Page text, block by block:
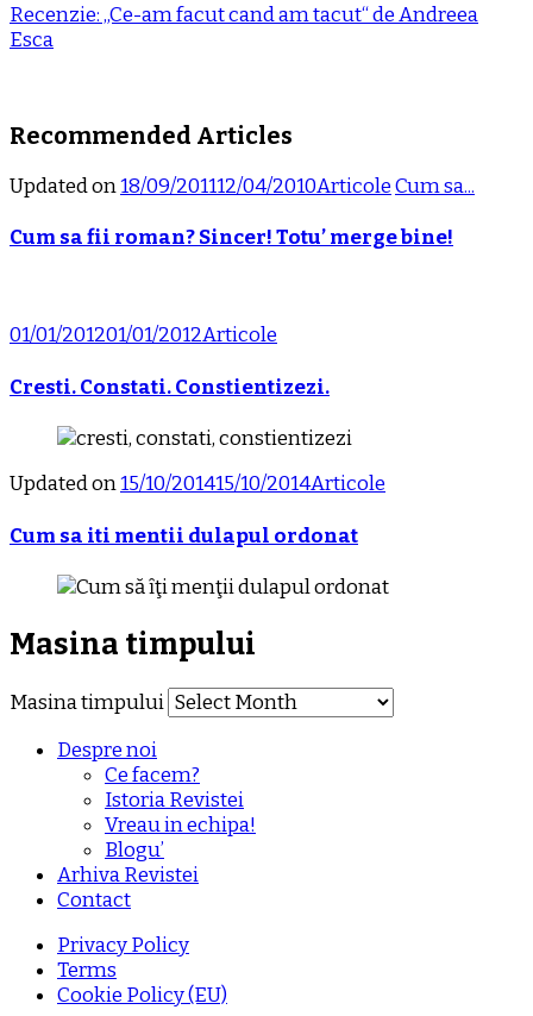
Recenzie: „Ce-am facut cand am tacut“ de Andreea
Esca
Recommended Articles
Updated on18/09/201112/04/2010ArticoleCum sa...
Cum sa fii roman? Sincer! Totu’ merge bine!
01/01/201201/01/2012Articole
Cresti. Constati. Constientizezi.
Updated on15/10/201415/10/2014Articole
Cum sa iti mentii dulapul ordonat
Masina timpului
Masina timpului
Despre noi
Ce facem?
Istoria Revistei
Vreau in echipa!
Blogu’
Arhiva Revistei
Contact
Privacy Policy
Terms
Cookie Policy (EU)